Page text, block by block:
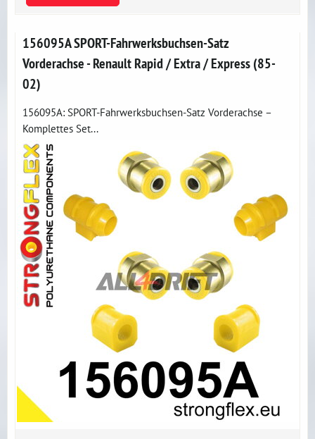
156095A SPORT-Fahrwerksbuchsen-Satz
Vorderachse - Renault Rapid / Extra / Express (85-
02)
156095A: SPORT-Fahrwerksbuchsen-Satz Vorderachse –
Komplettes Set...